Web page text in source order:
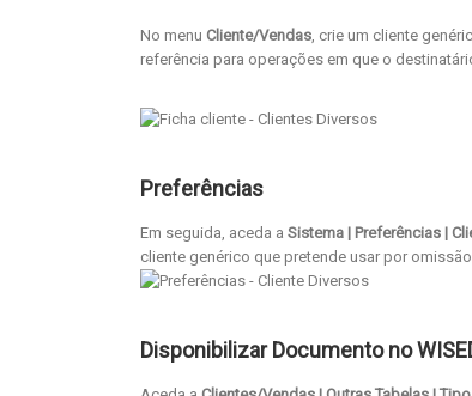
No menu Cliente/Vendas, crie um cliente
referência para operações em que o
Preferências
Em seguida, aceda a Sistema | Preferências |
cliente genérico que pretende usar por
Disponibilizar Documento no